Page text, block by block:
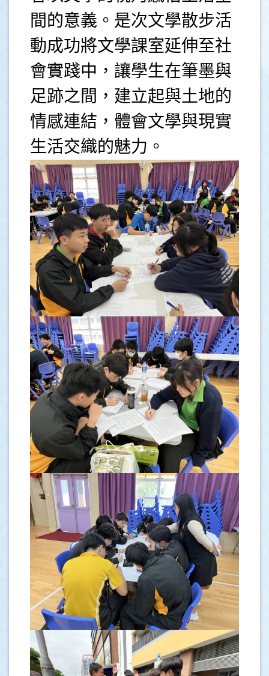
間的意義。是次文學散步活
動成功將文學課室延伸至社
會實踐中，讓學生在筆墨與
足跡之間，建立起與土地的
情感連結，體會文學與現實
生活交織的魅力。